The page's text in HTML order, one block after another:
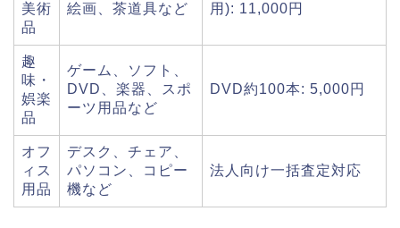
美術
品
絵画、茶道具など
用): 11,000円
趣
味・
娯楽
品
ゲーム、ソフト、
DVD、楽器、スポ
ーツ用品など
DVD約100本: 5,000円
オフ
ィス
用品
デスク、チェア、
パソコン、コピー
機など
法人向け一括査定対応